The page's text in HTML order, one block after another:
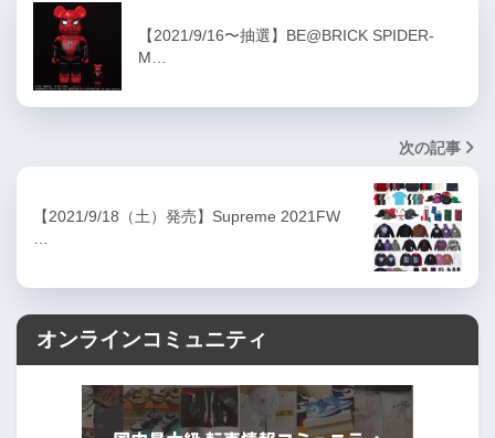
【2021/9/16〜抽選】BE@BRICK SPIDER-
M…
次の記事
【2021/9/18（土）発売】Supreme 2021FW
オンラインコミュニティ